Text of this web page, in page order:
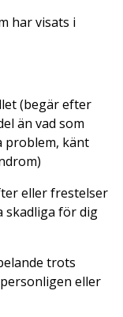
har visats i
(begär efter
än vad som
problem, känt
eller frestelser
skadliga för dig
trots
eller